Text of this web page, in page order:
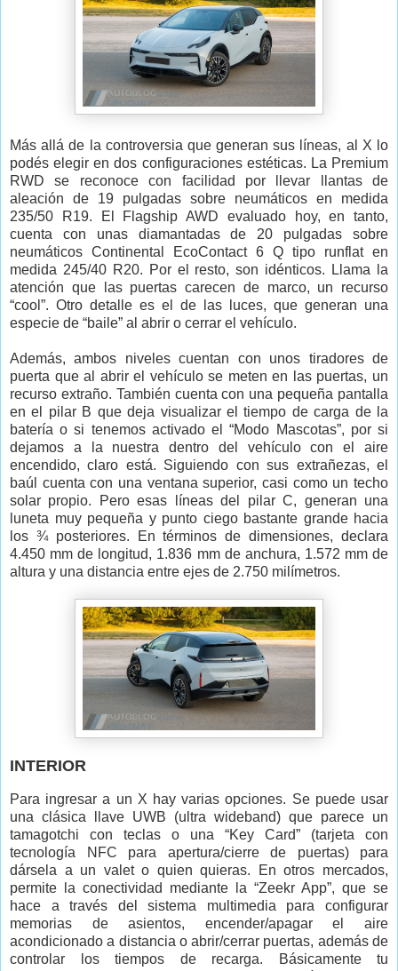
Más allá de la controversia que generan sus líneas, al X lo
podés elegir en dos configuraciones estéticas. La Premium
RWD se reconoce con facilidad por llevar llantas de
aleación de 19 pulgadas sobre neumáticos en medida
235/50 R19. El Flagship AWD evaluado hoy, en tanto,
cuenta con unas diamantadas de 20 pulgadas sobre
neumáticos Continental EcoContact 6 Q tipo runflat en
medida 245/40 R20. Por el resto, son idénticos. Llama la
atención que las puertas carecen de marco, un recurso
“cool”. Otro detalle es el de las luces, que generan una
especie de “baile” al abrir o cerrar el vehículo.
Además, ambos niveles cuentan con unos tiradores de
puerta que al abrir el vehículo se meten en las puertas, un
recurso extraño. También cuenta con una pequeña pantalla
en el pilar B que deja visualizar el tiempo de carga de la
batería o si tenemos activado el “Modo Mascotas”, por si
dejamos a la nuestra dentro del vehículo con el aire
encendido, claro está. Siguiendo con sus extrañezas, el
baúl cuenta con una ventana superior, casi como un techo
solar propio. Pero esas líneas del pilar C, generan una
luneta muy pequeña y punto ciego bastante grande hacia
los ¾ posteriores. En términos de dimensiones, declara
4.450 mm de longitud, 1.836 mm de anchura, 1.572 mm de
altura y una distancia entre ejes de 2.750 milímetros.
INTERIOR
Para ingresar a un X hay varias opciones. Se puede usar
una clásica llave UWB (ultra wideband) que parece un
tamagotchi con teclas o una “Key Card” (tarjeta con
tecnología NFC para apertura/cierre de puertas) para
dársela a un valet o quien quieras. En otros mercados,
permite la conectividad mediante la “Zeekr App”, que se
hace a través del sistema multimedia para configurar
memorias de asientos, encender/apagar el aire
acondicionado a distancia o abrir/cerrar puertas, además de
controlar los tiempos de recarga. Básicamente tu